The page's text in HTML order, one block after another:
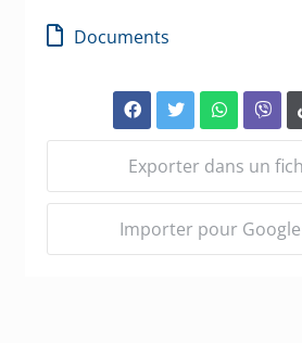
Documents
Exporter dans un
Importer pour